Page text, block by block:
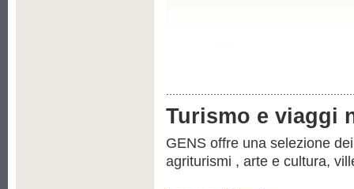
Turismo e viaggi
GENS offre una selezione
agriturismi , arte e cultura,